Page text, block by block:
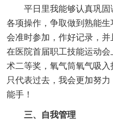
平日里我能够认真巩
各项操作，争取做到熟能
会准时参加，作好记录，并
在医院首届职工技能运动
术二等奖，氧气筒氧气吸
只代表过去，我会更加努
能手！
三、自我管理